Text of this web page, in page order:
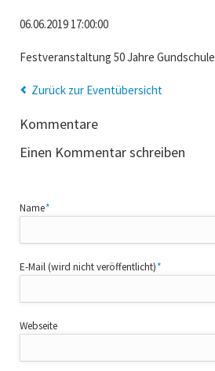
06.06.2019 17:00:00
Festveranstaltung 50 Jahre Gundschule
Zurück zur Eventübersicht
Kommentare
Einen Kommentar schreiben
Pflichtfeld
Name*
Pflichtfeld
E-Mail (wird nicht veröffentlicht)*
Webseite